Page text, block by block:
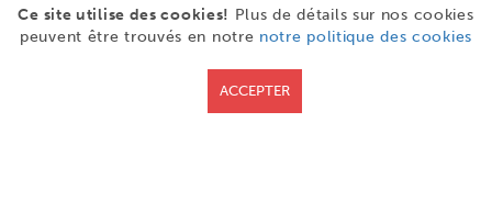
FacebookLinkedInYoutube
Ce site utilise des cookies! Plus de détails sur nos cookies
peuvent être trouvés en notre notre politique des cookies
ACCEPTER